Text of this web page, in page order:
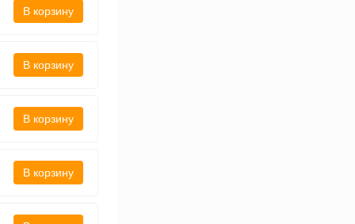
В корзину
В корзину
В корзину
В корзину